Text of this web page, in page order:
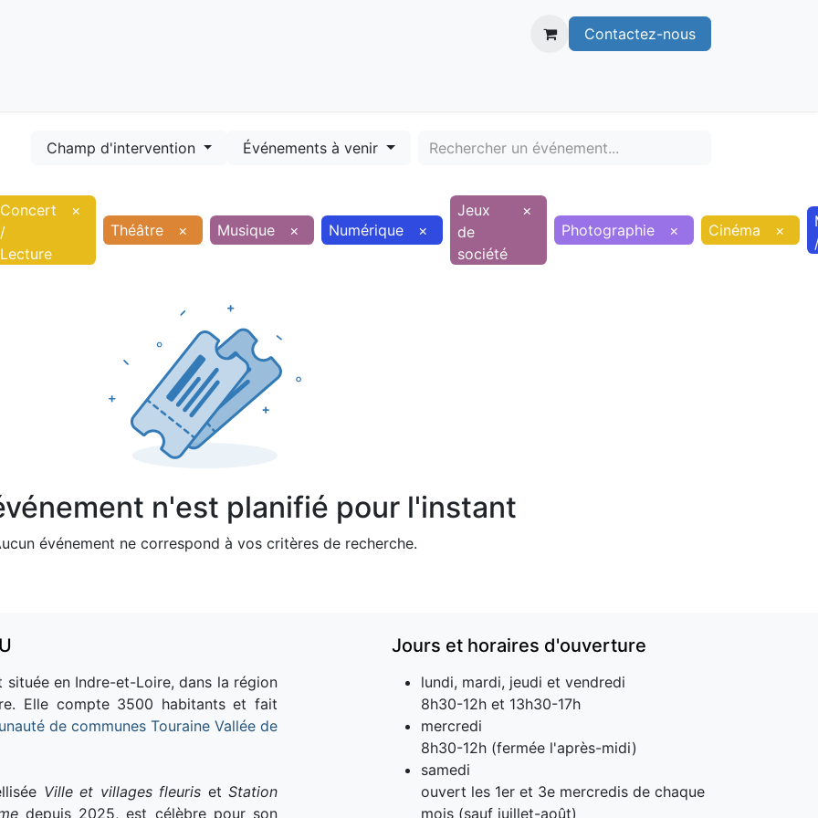
Contactez-nous
Champ d'intervention Événements à venir
Concert
/
Lecture
×
Théâtre
× Musique × Numérique ×
Jeux
de
société
×
Photographie
× Cinéma ×
n'est planifié pour l'instant
événement ne correspond à vos critères de recherche.
située en Indre-et-Loire, dans la région
Elle compte 3500 habitants et fait
de communes Touraine Vallée de
Ville et villages fleuris et Station
depuis 2025, est célèbre pour son
Jours et horaires d'ouverture
lundi, mardi, jeudi et vendredi
8h30-12h et 13h30-17h
mercredi
8h30-12h (fermée l'après-midi)
samedi
ouvert les 1er et 3e mercredis de chaque
mois (sauf juillet-août)